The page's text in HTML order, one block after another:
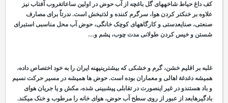
کف داغ حیاط شاخههای گل باغچه از آب حوض در اولین ساعاتغروب آفتاب نیز
علاوه بر خنکتر کردن هوا، سرگرم کننده و لذت بخش است. ندرتاً برای مصارف
صنعتی، صنایعدستی و کارگاههای کوچک خانگی، حوض آب محل مناسبی استبرای
شستن و خیس کردن طولانی مدت چوب، پشم و…
غلبه بر اقلیم خشن، گرم و خشکی که بیشترینپهنه ایران را به خود اختصاص داده،
همیشه دغدغة اهالی و معماران بوده است. حوض ها همیشه در مسیر حرکت نسیم
و باد هستندو در غیر اینصورت در تقابلی پیشبینی شده، مکش و یا جریان هوای
بادگیرهابعد از عبور از روی سطح آب حوض، هوای خانه را مرطوب و خنک میکند.